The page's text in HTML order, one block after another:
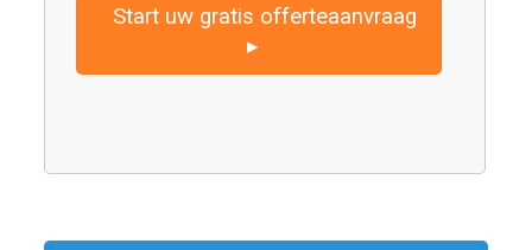
Start uw gratis offerteaanvraag
▸